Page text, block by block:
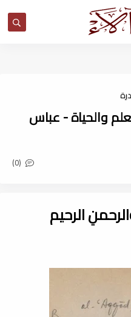
والحياة - عباس
(0)
الرحيم